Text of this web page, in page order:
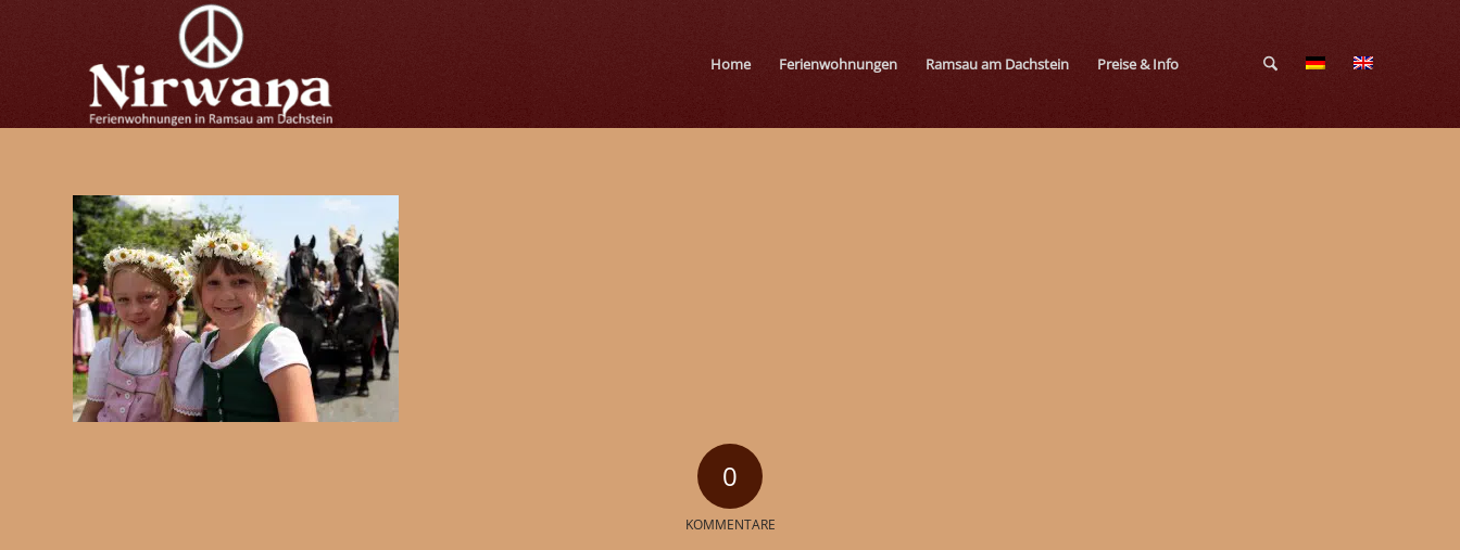
Home Ferienwohnungen Ramsau am Dachstein Preise & Info
0
KOMMENTARE